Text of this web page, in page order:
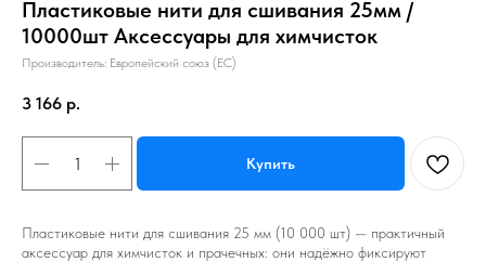
Пластиковые нити для сшивания 25мм /
10000шт Аксессуары для химчисток
Производитель: Европейский союз (ЕС)
3 166 р.
Купить
Пластиковые нити для сшивания 25 мм (10 000 шт) — практичный
аксессуар для химчисток и прачечных: они надёжно фиксируют